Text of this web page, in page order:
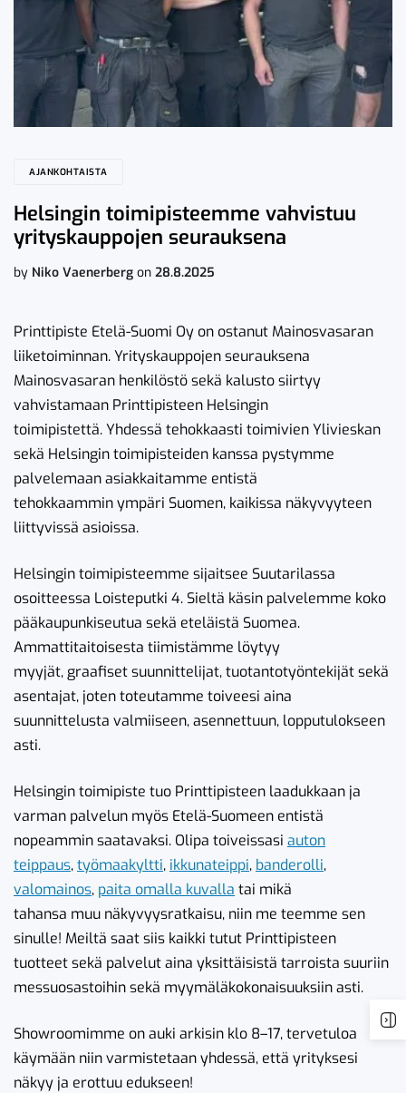
AJANKOHTAISTA
Helsingin toimipisteemme vahvistuu
yrityskauppojen seurauksena
by Niko Vaenerberg on 28.8.2025
Printtipiste Etelä-Suomi Oy on ostanut Mainosvasaran
liiketoiminnan. Yrityskauppojen seurauksena
Mainosvasaran henkilöstö sekä kalusto siirtyy
vahvistamaan Printtipisteen Helsingin
toimipistettä. Yhdessä tehokkaasti toimivien Ylivieskan
sekä Helsingin toimipisteiden kanssa pystymme
palvelemaan asiakkaitamme entistä
tehokkaammin ympäri Suomen, kaikissa näkyvyyteen
liittyvissä asioissa.
Helsingin toimipisteemme sijaitsee Suutarilassa
osoitteessa Loisteputki 4. Sieltä käsin palvelemme koko
pääkaupunkiseutua sekä eteläistä Suomea.
Ammattitaitoisesta tiimistämme löytyy
myyjät, graafiset suunnittelijat, tuotantotyöntekijät sekä
asentajat, joten toteutamme toiveesi aina
suunnittelusta valmiiseen, asennettuun, lopputulokseen
asti.
Helsingin toimipiste tuo Printtipisteen laadukkaan ja
varman palvelun myös Etelä-Suomeen entistä
nopeammin saatavaksi. Olipa toiveissasi auton
teippaus,työmaakyltti, ikkunateippi, banderolli,
valomainos, paita omalla kuvalla tai mikä
tahansa muu näkyvyysratkaisu, niin me teemme sen
sinulle! Meiltä saat siis kaikki tutut Printtipisteen
tuotteet sekä palvelut aina yksittäisistä tarroista suuriin
messuosastoihin sekä myymäläkokonaisuuksiin asti.
Showroomimme on auki arkisin klo 8–17, tervetuloa
käymään niin varmistetaan yhdessä, että yrityksesi
näkyy ja erottuu edukseen!